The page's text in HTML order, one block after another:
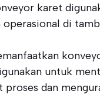
karet
operasional di
untuk
dan